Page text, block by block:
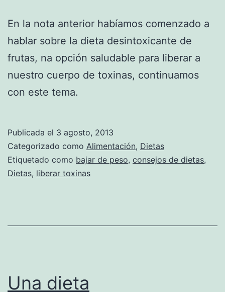
En la nota anterior habíamos comenzado a
hablar sobre la dieta desintoxicante de
frutas, na opción saludable para liberar a
nuestro cuerpo de toxinas, continuamos
con este tema.
Publicada el 3 agosto, 2013
Categorizado como Alimentación, Dietas
Etiquetado como bajar de peso, consejos de dietas,
Dietas, liberar toxinas
Una dieta